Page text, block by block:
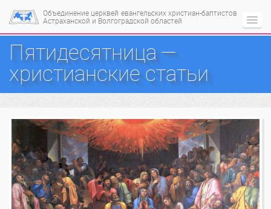
Объединение церквей евангельских христиан-баптистов
Астраханской и Волгоградской областей
Пятидесятница —
христианские статьи